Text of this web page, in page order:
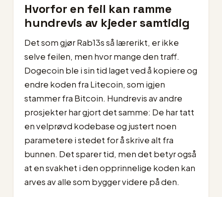
Hvorfor en feil kan ramme
hundrevis av kjeder samtidig
Det som gjør Rab13s så lærerikt, er ikke
selve feilen, men hvor mange den traff.
Dogecoin ble i sin tid laget ved å kopiere og
endre koden fra Litecoin, som igjen
stammer fra Bitcoin. Hundrevis av andre
prosjekter har gjort det samme: De har tatt
en velprøvd kodebase og justert noen
parametere i stedet for å skrive alt fra
bunnen. Det sparer tid, men det betyr også
at en svakhet i den opprinnelige koden kan
arves av alle som bygger videre på den.